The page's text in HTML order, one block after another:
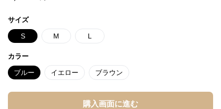
サイズ
S M L
カラー
ブルー イエロー ブラウン
購入画面に進む